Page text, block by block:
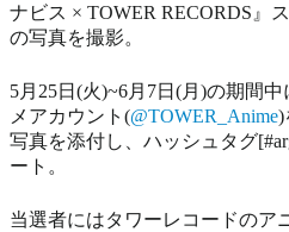
ナビス × TOWER RECORDS』
の写真を撮影。
5月25日(火)~6月7日(月)の期間
メアカウント(@TOWER_Anime)
写真を添付し、ハッシュタグ
ート。
当選者にはタワーレコードのア